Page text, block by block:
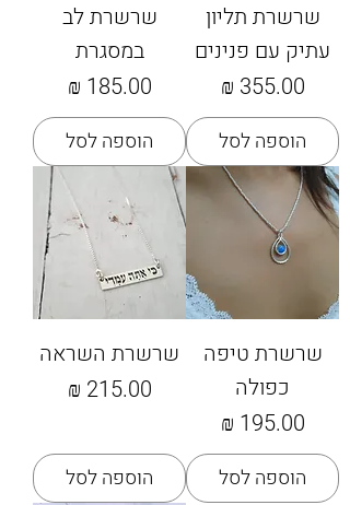
שרשרת תליון
עתיק עם פנינים
מחיר
הוספה לסל
שרשרת לב
במסגרת
מחיר
הוספה לסל
שרשרת טיפה
כפולה
מחיר
הוספה לסל
שרשרת השראה
מחיר
הוספה לסל